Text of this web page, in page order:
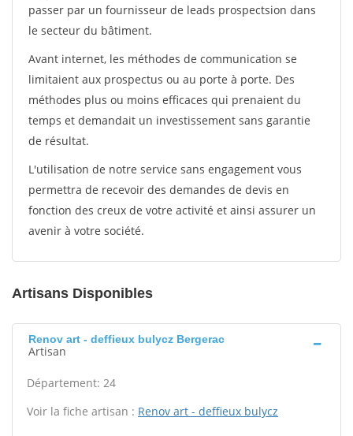
passer par un fournisseur de leads prospectsion dans
le secteur du bâtiment.
Avant internet, les méthodes de communication se
limitaient aux prospectus ou au porte à porte. Des
méthodes plus ou moins efficaces qui prenaient du
temps et demandait un investissement sans garantie
de résultat.
L'utilisation de notre service sans engagement vous
permettra de recevoir des demandes de devis en
fonction des creux de votre activité et ainsi assurer un
avenir à votre société.
Artisans Disponibles
Renov art - deffieux bulycz Bergerac
Artisan
Département: 24
Voir la fiche artisan : Renov art - deffieux bulycz